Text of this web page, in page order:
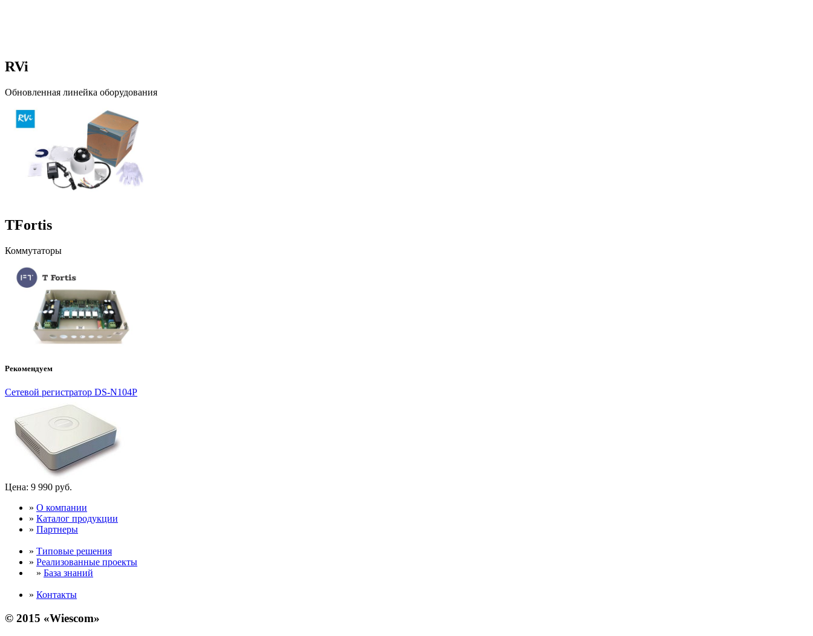
RVi
Обновленная линейка оборудования
TFortis
Коммутаторы
Рекомендуем
Сетевой регистратор DS-N104P
Цена: 9 990 руб.
» О компании
» Каталог продукции
» Партнеры
» Типовые решения
» Реализованные проекты
» База знаний
» Контакты
© 2015 «Wiescom»